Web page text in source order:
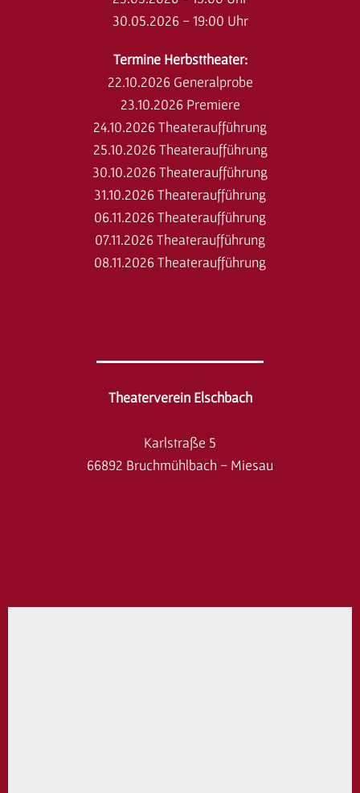
30.05.2026 - 19:00 Uhr
Termine Herbsttheater:
22.10.2026 Generalprobe
23.10.2026 Premiere
24.10.2026 Theateraufführung
25.10.2026 Theateraufführung
30.10.2026 Theateraufführung
31.10.2026 Theateraufführung
06.11.2026 Theateraufführung
07.11.2026 Theateraufführung
08.11.2026 Theateraufführung
Theaterverein Elschbach
Karlstraße 5
66892 Bruchmühlbach - Miesau